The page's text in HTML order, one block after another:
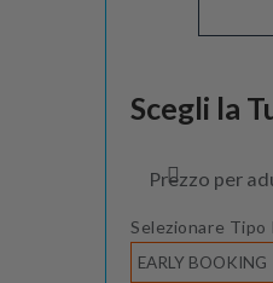
Scegli la
Prezzo per
Selezionare Tipo
EARLY BOOKING